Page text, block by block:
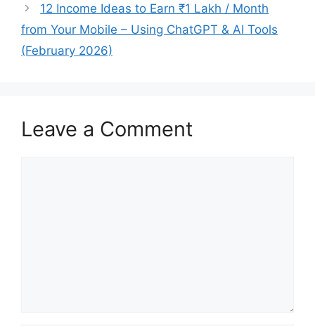
12 Income Ideas to Earn ₹1 Lakh / Month
from Your Mobile – Using ChatGPT & AI Tools
(February 2026)
Leave a Comment